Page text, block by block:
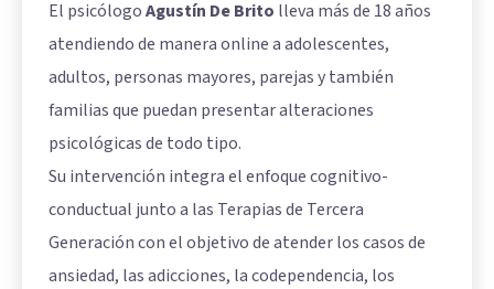
El psicólogoAgustín De Brito lleva más de 18 años
atendiendo de manera online a adolescentes,
adultos, personas mayores, parejas y también
familias que puedan presentar alteraciones
psicológicas de todo tipo.
Su intervención integra el enfoque cognitivo-
conductual junto a las Terapias de Tercera
Generación con el objetivo de atender los casos de
ansiedad, las adicciones, la codependencia, los